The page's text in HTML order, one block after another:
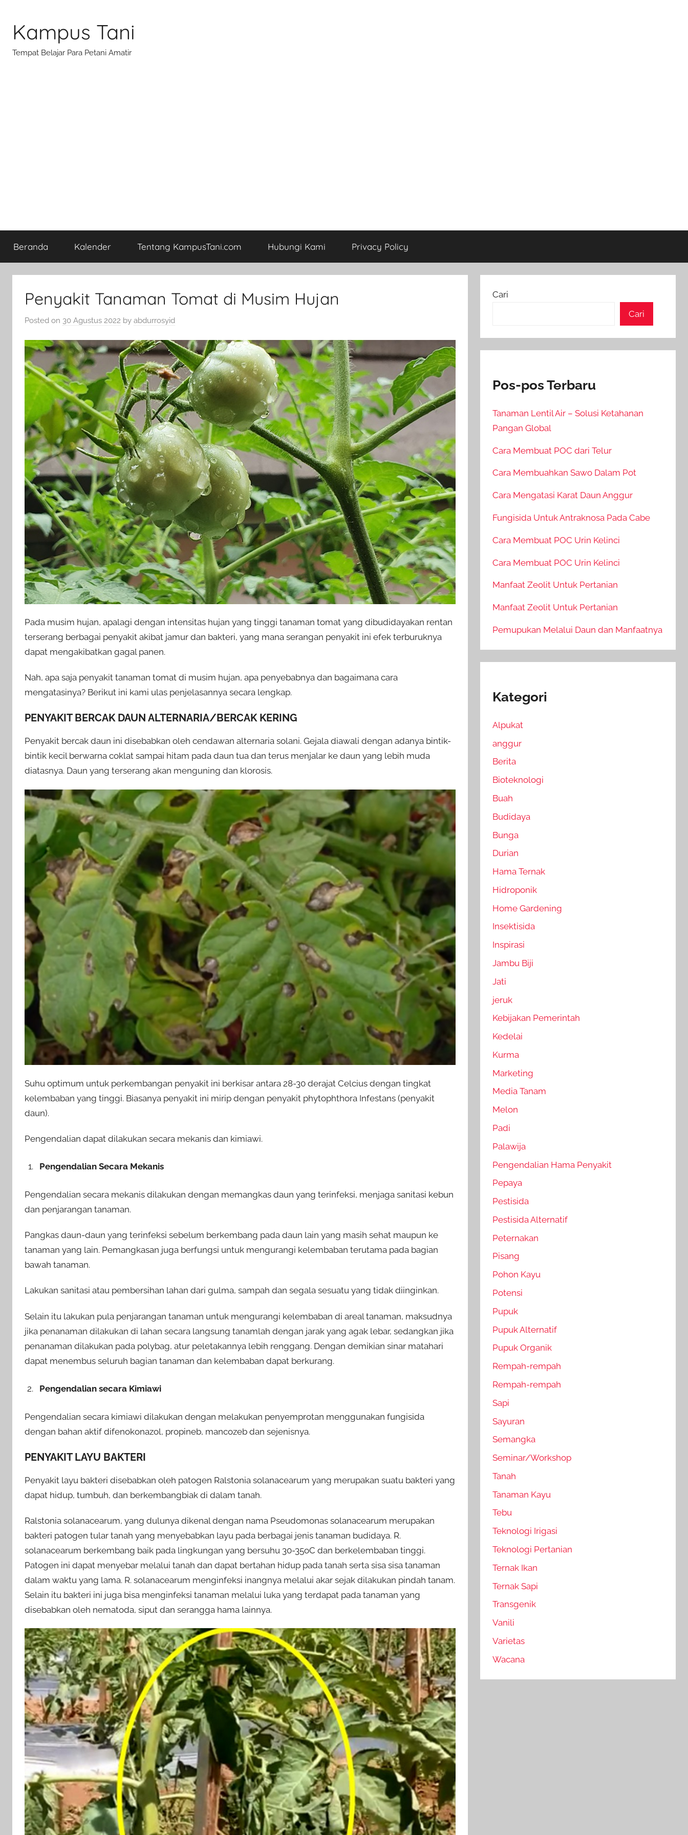
content
Kampus Tani
Tempat Belajar Para Petani Amatir
Beranda Kalender Tentang KampusTani.com Hubungi Kami Privacy Policy
Penyakit Tanaman Tomat di Musim Hujan
Posted on 30 Agustus 2022 by abdurrosyid
Pada musim hujan, apalagi dengan intensitas hujan yang tinggi tanaman tomat yang dibudidayakan rentan
terserang berbagai penyakit akibat jamur dan bakteri, yang mana serangan penyakit ini efek terburuknya
dapat mengakibatkan gagal panen.
Nah, apa saja penyakit tanaman tomat di musim hujan, apa penyebabnya dan bagaimana cara
mengatasinya? Berikut ini kami ulas penjelasannya secara lengkap.
PENYAKIT BERCAK DAUN ALTERNARIA/BERCAK KERING
Penyakit bercak daun ini disebabkan oleh cendawan alternaria solani. Gejala diawali dengan adanya bintik-
bintik kecil berwarna coklat sampai hitam pada daun tua dan terus menjalar ke daun yang lebih muda
diatasnya. Daun yang terserang akan menguning dan klorosis.
Suhu optimum untuk perkembangan penyakit ini berkisar antara 28-30 derajat Celcius dengan tingkat
kelembaban yang tinggi. Biasanya penyakit ini mirip dengan penyakit phytophthora Infestans (penyakit
daun).
Pengendalian dapat dilakukan secara mekanis dan kimiawi.
Pengendalian Secara Mekanis
Pengendalian secara mekanis dilakukan dengan memangkas daun yang terinfeksi, menjaga sanitasi kebun
dan penjarangan tanaman.
Pangkas daun-daun yang terinfeksi sebelum berkembang pada daun lain yang masih sehat maupun ke
tanaman yang lain. Pemangkasan juga berfungsi untuk mengurangi kelembaban terutama pada bagian
bawah tanaman.
Lakukan sanitasi atau pembersihan lahan dari gulma, sampah dan segala sesuatu yang tidak diinginkan.
Selain itu lakukan pula penjarangan tanaman untuk mengurangi kelembaban di areal tanaman, maksudnya
jika penanaman dilakukan di lahan secara langsung tanamlah dengan jarak yang agak lebar, sedangkan jika
penanaman dilakukan pada polybag, atur peletakannya lebih renggang. Dengan demikian sinar matahari
dapat menembus seluruh bagian tanaman dan kelembaban dapat berkurang.
Pengendalian secara Kimiawi
Pengendalian secara kimiawi dilakukan dengan melakukan penyemprotan menggunakan fungisida
dengan bahan aktif difenokonazol, propineb, mancozeb dan sejenisnya.
PENYAKIT LAYU BAKTERI
Penyakit layu bakteri disebabkan oleh patogen Ralstonia solanacearum yang merupakan suatu bakteri yang
dapat hidup, tumbuh, dan berkembangbiak di dalam tanah.
Ralstonia solanacearum, yang dulunya dikenal dengan nama Pseudomonas solanacearum merupakan
bakteri patogen tular tanah yang menyebabkan layu pada berbagai jenis tanaman budidaya. R.
solanacearum berkembang baik pada lingkungan yang bersuhu 30-35oC dan berkelembaban tinggi.
Patogen ini dapat menyebar melalui tanah dan dapat bertahan hidup pada tanah serta sisa sisa tanaman
dalam waktu yang lama. R. solanacearum menginfeksi inangnya melalui akar sejak dilakukan pindah tanam.
Selain itu bakteri ini juga bisa menginfeksi tanaman melalui luka yang terdapat pada tanaman yang
disebabkan oleh nematoda, siput dan serangga hama lainnya.
Cari
Cari
Pos-pos Terbaru
Tanaman Lentil Air – Solusi Ketahanan
Pangan Global
Cara Membuat POC dari Telur
Cara Membuahkan Sawo Dalam Pot
Cara Mengatasi Karat Daun Anggur
Fungisida Untuk Antraknosa Pada Cabe
Cara Membuat POC Urin Kelinci
Cara Membuat POC Urin Kelinci
Manfaat Zeolit Untuk Pertanian
Manfaat Zeolit Untuk Pertanian
Pemupukan Melalui Daun dan Manfaatnya
Kategori
Alpukat
anggur
Berita
Bioteknologi
Buah
Budidaya
Bunga
Durian
Hama Ternak
Hidroponik
Home Gardening
Insektisida
Inspirasi
Jambu Biji
Jati
jeruk
Kebijakan Pemerintah
Kedelai
Kurma
Marketing
Media Tanam
Melon
Padi
Palawija
Pengendalian Hama Penyakit
Pepaya
Pestisida
Pestisida Alternatif
Peternakan
Pisang
Pohon Kayu
Potensi
Pupuk
Pupuk Alternatif
Pupuk Organik
Rempah-rempah
Rempah-rempah
Sapi
Sayuran
Semangka
Seminar/Workshop
Tanah
Tanaman Kayu
Tebu
Teknologi Irigasi
Teknologi Pertanian
Ternak Ikan
Ternak Sapi
Transgenik
Vanili
Varietas
Wacana